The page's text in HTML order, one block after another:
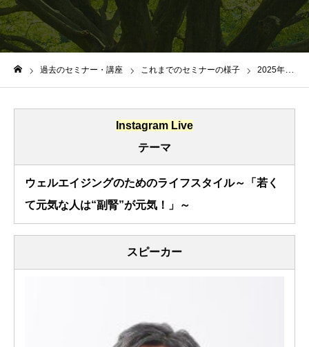
過去のセミナー・講座 これまでのセミナーの様子 2025年6月18日(水)
Instagram Live
テーマ
ウェルエイジングのためのライフスタイル～「若く
て元気な人は“副腎”が元気！」～
スピーカー